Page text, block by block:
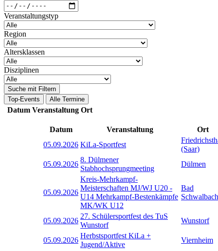
Veranstaltungstyp
Region
Altersklassen
Disziplinen
Suche mit Filtern
Top-Events
Alle Termine
Datum Veranstaltung Ort
Datum Veranstaltung
Ort
05.09.2026 KiLa-Sportfest
(Saar)
05.09.2026
8. Dülmener
Stabhochsprungmeeting
Dülmen
05.09.2026
Kreis-Mehrkampf-
Meisterschaften MJ/WJ U20 -
U14 Mehrkampf-Bestenkämpfe
MK/WK U12
Bad
Schwalbach
05.09.2026
27. Schülersportfest des TuS
Wunstorf
Wunstorf
05.09.2026
Herbstsportfest KiLa +
Jugend/Aktive
Viernheim